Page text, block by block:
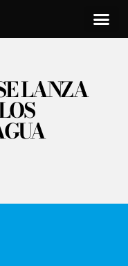
LANZA